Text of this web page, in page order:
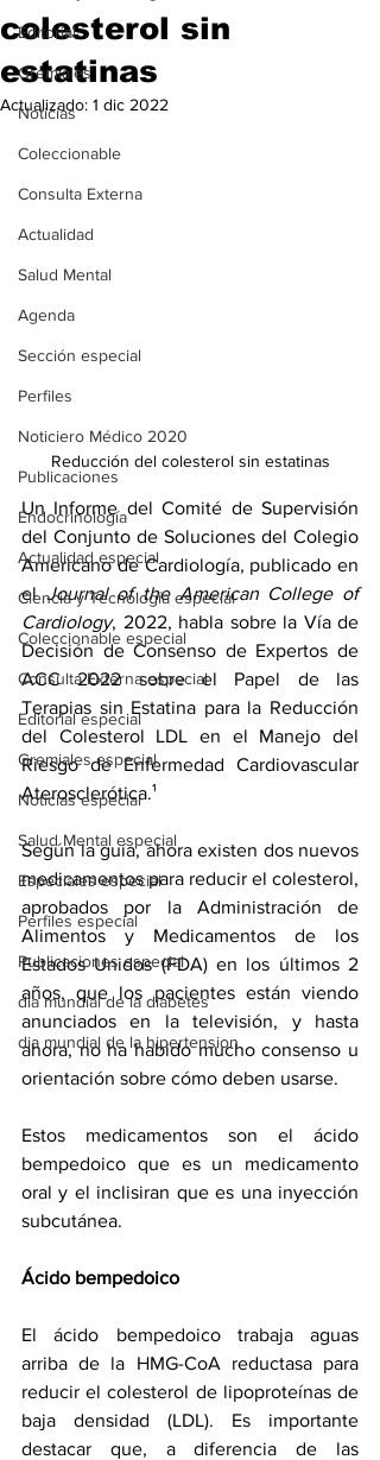
Editorial
Gremiales
Noticias
Coleccionable
Consulta Externa
Actualidad
Salud Mental
Agenda
Sección especial
Perfiles
Noticiero Médico 2020
Publicaciones
Endocrinología
Actualidad especial
Ciencia y Tecnología especial
Coleccionable especial
Consulta Externa especial
Editorial especial
Gremiales especial
Noticias especial
Salud Mental especial
Especiales especial
Perfiles especial
Publicaciones especial
dia mundial de la diabetes
dia mundial de la hipertension
colesterol sin
estatinas
Actualizado: 1 dic 2022
Reducción del colesterol sin estatinas
Un Informe del Comité de Supervisión
del Conjunto de Soluciones del Colegio
Americano de Cardiología, publicado en
el Journal of the American College of
Cardiology, 2022, habla sobre la Vía de
Decisión de Consenso de Expertos de
ACC 2022 sobre el Papel de las
Terapias sin Estatina para la Reducción
del Colesterol LDL en el Manejo del
Riesgo de Enfermedad Cardiovascular
Aterosclerótica.¹
Según la guía, ahora existen dos nuevos
medicamentos para reducir el colesterol,
aprobados por la Administración de
Alimentos y Medicamentos de los
Estados Unidos (FDA) en los últimos 2
años, que los pacientes están viendo
anunciados en la televisión, y hasta
ahora, no ha habido mucho consenso u
orientación sobre cómo deben usarse.
Estos medicamentos son el ácido
bempedoico que es un medicamento
oral y el inclisiran que es una inyección
subcutánea.
Ácido bempedoico
El ácido bempedoico trabaja aguas
arriba de la HMG-CoA reductasa para
reducir el colesterol de lipoproteínas de
baja densidad (LDL). Es importante
destacar que, a diferencia de las